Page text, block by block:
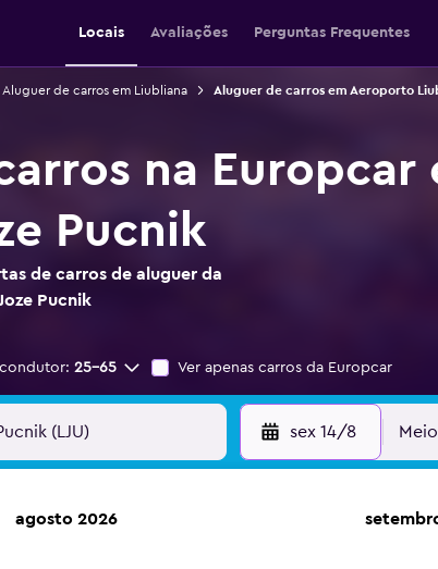
Locais Avaliações Perguntas Frequentes
Aluguer de carros em Liubliana Aluguer de carros em Aeroporto
na Europcar
Pucnik
de carros de aluguer da
Pucnik
25-65 Ver apenas carros da Europcar
sex 14/8
agosto 2026